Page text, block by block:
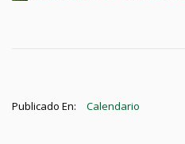
Publicado En: Calendario